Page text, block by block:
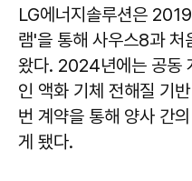
LG에너지솔루션은
램'을 통해 사우스8과 처
왔다. 2024년에는 공동
인 액화 기체 전해질 기
번 계약을 통해 양사 간
게 됐다.